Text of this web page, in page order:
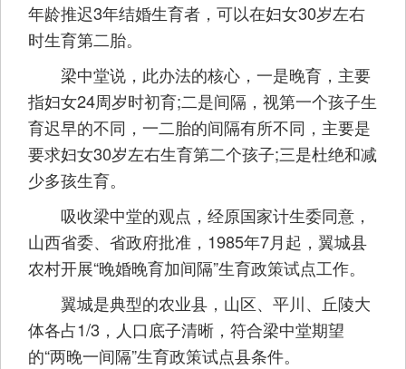
年龄推迟3年结婚生育者，可以在妇女30岁左右
时生育第二胎。
梁中堂说，此办法的核心，一是晚育，主要
指妇女24周岁时初育;二是间隔，视第一个孩子生
育迟早的不同，一二胎的间隔有所不同，主要是
要求妇女30岁左右生育第二个孩子;三是杜绝和减
少多孩生育。
吸收梁中堂的观点，经原国家计生委同意，
山西省委、省政府批准，1985年7月起，翼城县
农村开展“晚婚晚育加间隔”生育政策试点工作。
翼城是典型的农业县，山区、平川、丘陵大
体各占1/3，人口底子清晰，符合梁中堂期望
的“两晚一间隔”生育政策试点县条件。